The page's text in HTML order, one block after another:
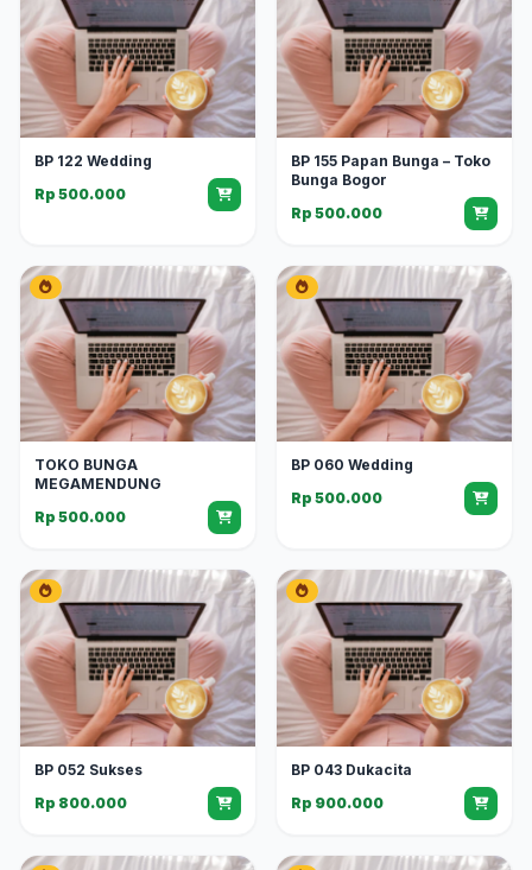
BP 122 Wedding
Rp 500.000
BP 155 Papan Bunga – Toko
Bunga Bogor
Rp 500.000
TOKO BUNGA
MEGAMENDUNG
Rp 500.000
BP 060 Wedding
Rp 500.000
BP 052 Sukses
Rp 800.000
BP 043 Dukacita
Rp 900.000